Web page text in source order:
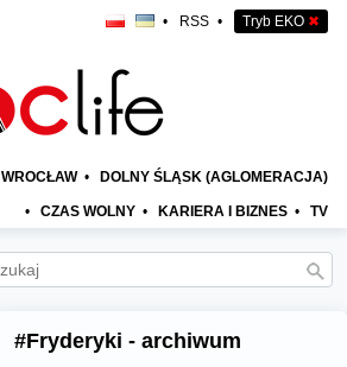
• RSS • Tryb EKO ✖
WROCŁAW • DOLNY ŚLĄSK (AGLOMERACJA)
• CZAS WOLNY • KARIERA I BIZNES • TV
#Fryderyki - archiwum